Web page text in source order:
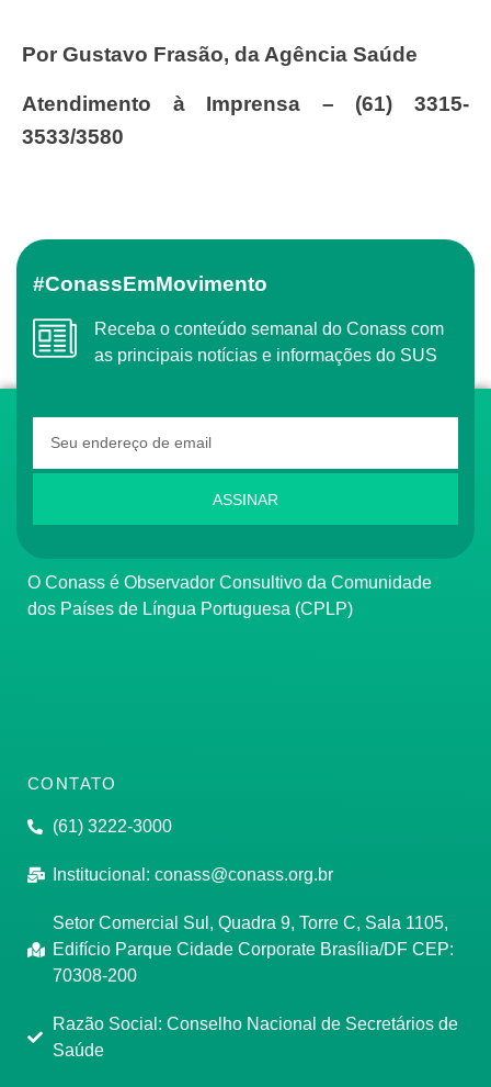
Por Gustavo Frasão, da Agência Saúde
Atendimento à Imprensa – (61) 3315-
3533/3580
#ConassEmMovimento
Receba o conteúdo semanal do Conass com
as principais notícias e informações do SUS
ASSINAR
O Conass é Observador Consultivo da Comunidade
dos Países de Língua Portuguesa (CPLP)
CONTATO
(61) 3222-3000
Institucional: conass@conass.org.br
Setor Comercial Sul, Quadra 9, Torre C, Sala 1105,
Edifício Parque Cidade Corporate Brasília/DF CEP:
70308-200
Razão Social: Conselho Nacional de Secretários de
Saúde